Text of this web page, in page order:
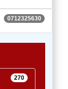
0712325630
270